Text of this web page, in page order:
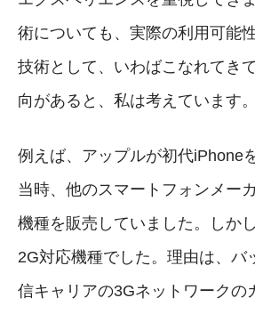
術についても、実際の利用可能
技術として、いわばこなれてき
向があると、私は考えています。
例えば、アップルが初代iPhone
当時、他のスマートフォンメー
機種を販売していました。しか
2G対応機種でした。理由は、バ
信キャリアの3Gネットワークの